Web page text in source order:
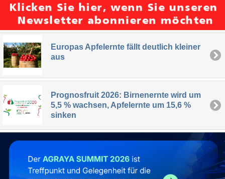
Europas Apfelernte fällt deutlich kleiner
aus
Prognosfruit 2026: Birnenernte wird um
5,5 % wachsen, Apfelernte um 15,6 %
sinken